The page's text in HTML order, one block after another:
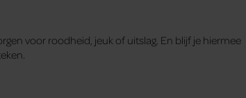
voor roodheid, jeuk of uitslag. En blijf je hiermee